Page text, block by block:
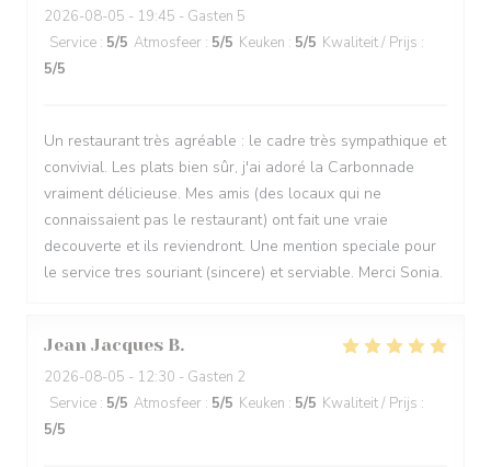
2026-08-05 - 19:45 - Gasten 5
Service : 5/5 Atmosfeer : 5/5 Keuken : 5/5 Kwaliteit / Prijs :
5/5
Un restaurant très agréable : le cadre très sympathique et
convivial. Les plats bien sûr, j'ai adoré la Carbonnade
vraiment délicieuse. Mes amis (des locaux qui ne
connaissaient pas le restaurant) ont fait une vraie
decouverte et ils reviendront. Une mention speciale pour
le service tres souriant (sincere) et serviable. Merci Sonia.
Jean Jacques B
2026-08-05 - 12:30 - Gasten 2
Service : 5/5 Atmosfeer : 5/5 Keuken : 5/5 Kwaliteit / Prijs :
5/5